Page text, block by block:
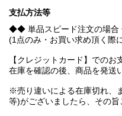
支払方法等
◆◆ 単品スピード注文の場
(1点のみ・お買い求め頂く際
【クレジットカード】でのお
在庫を確認の後、商品を発送
※売り違いによる在庫切れ、
等)がございましたら、その旨